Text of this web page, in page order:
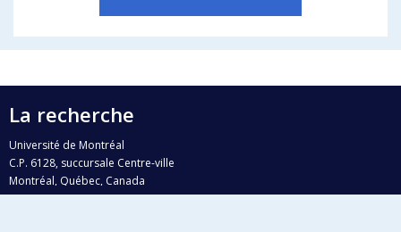
La recherche
Université de Montréal
C.P. 6128, succursale Centre-ville
Montréal, Québec, Canada
H3C 3J7